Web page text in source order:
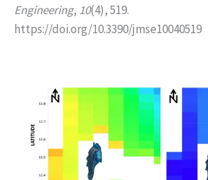
Engineering, 10(4), 519.
https://doi.org/10.3390/jmse10040519